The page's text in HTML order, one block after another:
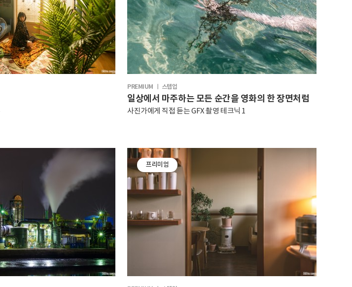
PREMIUM ㅣ 스텝업
일상에서 마주하는 모든 순간을 영화의 한 장면처럼
사진가에게 직접 듣는 GFX 촬영 테크닉 1
프리미엄